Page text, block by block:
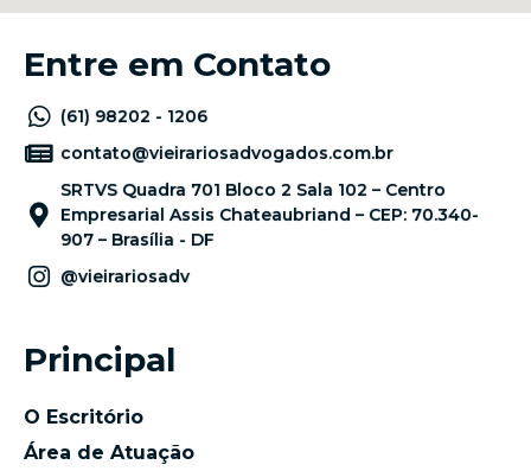
Entre em Contato
(61) 98202 - 1206
contato@vieirariosadvogados.com.br
SRTVS Quadra 701 Bloco 2 Sala 102 – Centro
Empresarial Assis Chateaubriand – CEP: 70.340-
907 – Brasília - DF
@vieirariosadv
Principal
O Escritório
Área de Atuação